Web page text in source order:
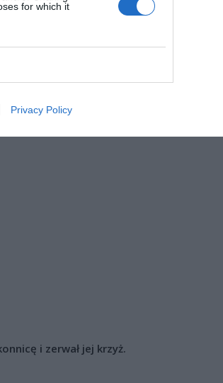
for which it
Privacy Policy
i zerwał jej krzyż.